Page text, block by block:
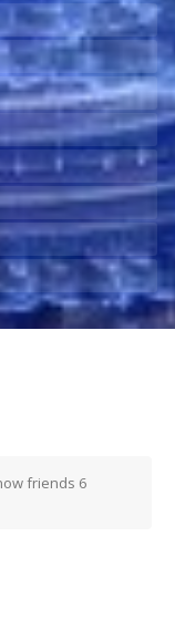
friends 6